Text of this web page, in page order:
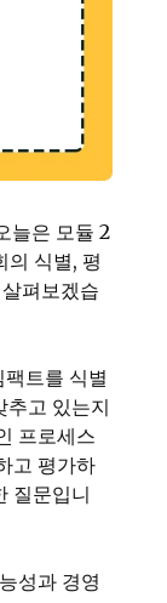
늘은 모듈 2
의 식별, 평
펴보겠습
트를 식별
추고 있는지
프로세스
고 평가하
질문입니
성과 경영